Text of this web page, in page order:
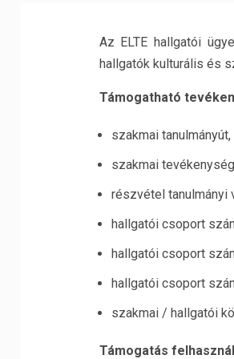
Az ELTE hallgatói
hallgatók kulturális és
Támogatható
szakmai tanulmányút,
szakmai
részvétel tanulmányi
hallgatói csoport
hallgatói csoport
hallgatói csoport
szakmai / hallgatói
Támogatás